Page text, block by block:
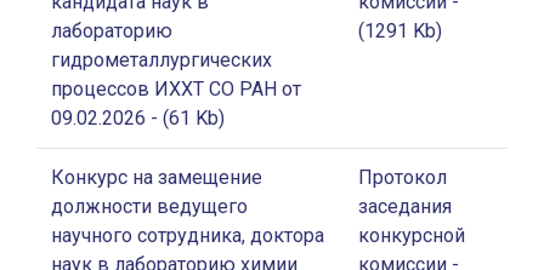
лабораторию
гидрометаллургических
процессов ИХХТ СО РАН от
09.02.2026 - (61 Kb)
(1291 Kb)
Конкурс на замещение
должности ведущего
научного сотрудника, доктора
наук в лабораторию химии
Протокол
заседания
конкурсной
комиссии -